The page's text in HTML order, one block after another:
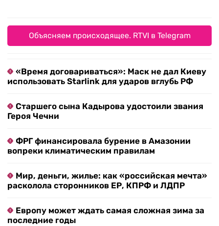
Объясняем происходящее. RTVI в Telegram
«Время договариваться»: Маск не дал Киеву
использовать Starlink для ударов вглубь РФ
Старшего сына Кадырова удостоили звания
Героя Чечни
ФРГ финансировала бурение в Амазонии
вопреки климатическим правилам
Мир, деньги, жилье: как «российская мечта»
расколола сторонников ЕР, КПРФ и ЛДПР
Европу может ждать самая сложная зима за
последние годы